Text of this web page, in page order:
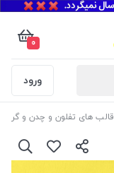
0
ورود
قالب های تفلون و چدن و